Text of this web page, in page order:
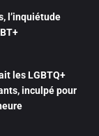
l’inquiétude
les LGBTQ+
inculpé pour